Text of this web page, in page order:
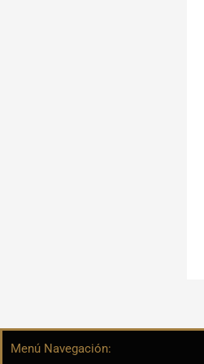
Menú Navegación: